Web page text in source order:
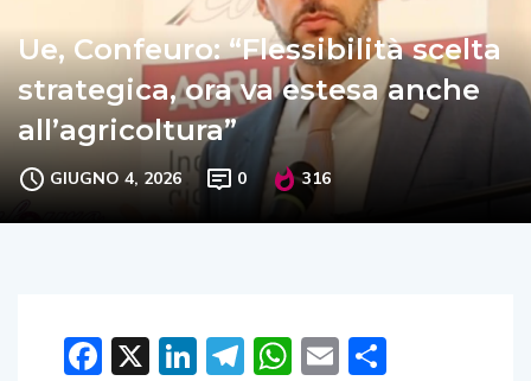
Ue, Confeuro: “Flessibilità scelta
strategica, ora va estesa anche
all’agricoltura”
GIUGNO 4, 2026 0 316
Facebook
X LinkedIn
Telegram
WhatsApp
Email